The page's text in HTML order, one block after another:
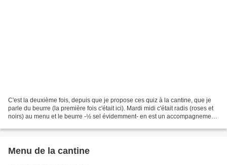
C'est la deuxième fois, depuis que je propose ces quiz à la cantine, que je
parle du beurre (la première fois c'était ici). Mardi midi c'était radis (roses et
noirs) au menu et le beurre -½ sel évidemment- en est un accompagnement
Menu de la cantine